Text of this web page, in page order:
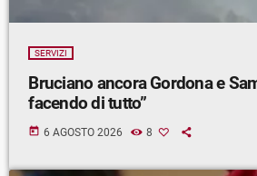
SERVIZI
Bruciano ancora Gordona e
facendo di tutto”
today 6 AGOSTO 2026 8